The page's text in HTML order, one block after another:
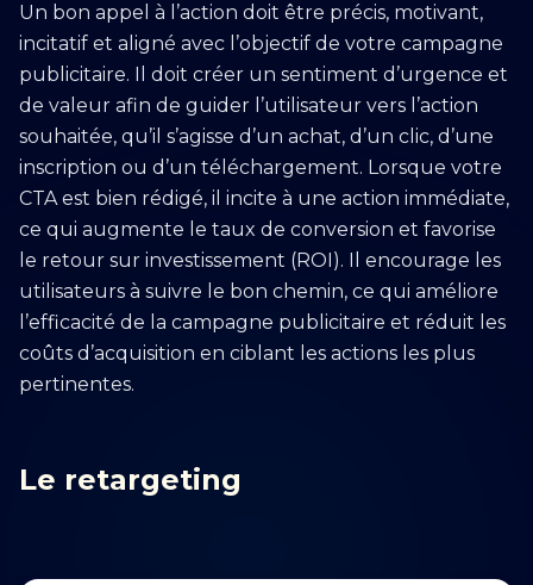
Un bon appel à l’action doit être précis, motivant,
incitatif et aligné avec l’objectif de votre campagne
publicitaire. Il doit créer un sentiment d’urgence et
de valeur afin de guider l’utilisateur vers l’action
souhaitée, qu’il s’agisse d’un achat, d’un clic, d’une
inscription ou d’un téléchargement. Lorsque votre
CTA est bien rédigé, il incite à une action immédiate,
ce qui augmente le taux de conversion et favorise
le retour sur investissement (ROI). Il encourage les
utilisateurs à suivre le bon chemin, ce qui améliore
l’efficacité de la campagne publicitaire et réduit les
coûts d’acquisition en ciblant les actions les plus
pertinentes.
Le retargeting